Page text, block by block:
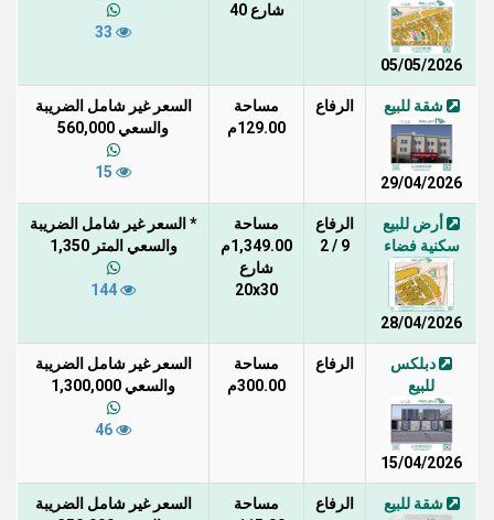
05/05/2026
شارع 40
شقة للبيع
29/04/2026
الرفاع
مساحة
129.00م
السعر غير شامل الضريبة
والسعي 560,000
أرض للبيع
سكنية فضاء
28/04/2026
الرفاع
9 / 2
مساحة
1,349.00م
شارع
20x30
* السعر غير شامل الضريبة
والسعي المتر 1,350
دبلكس
للبيع
15/04/2026
الرفاع
مساحة
300.00م
السعر غير شامل الضريبة
والسعي 1,300,000
شقة للبيع الرفاع
مساحة
السعر غير شامل الضريبة